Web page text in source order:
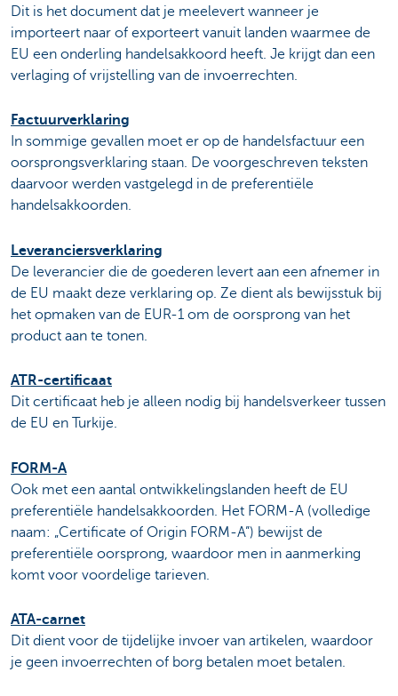
Dit is het document dat je meelevert wanneer je
importeert naar of exporteert vanuit landen waarmee de
EU een onderling handelsakkoord heeft. Je krijgt dan een
verlaging of vrijstelling van de invoerrechten.
Factuurverklaring
In sommige gevallen moet er op de handelsfactuur een
oorsprongsverklaring staan. De voorgeschreven teksten
daarvoor werden vastgelegd in de preferentiële
handelsakkoorden.
Leveranciersverklaring
De leverancier die de goederen levert aan een afnemer in
de EU maakt deze verklaring op. Ze dient als bewijsstuk bij
het opmaken van de EUR-1 om de oorsprong van het
product aan te tonen.
ATR-certificaat
Dit certificaat heb je alleen nodig bij handelsverkeer tussen
de EU en Turkije.
FORM-A
Ook met een aantal ontwikkelingslanden heeft de EU
preferentiële handelsakkoorden. Het FORM-A (volledige
naam: „Certificate of Origin FORM-A”) bewijst de
preferentiële oorsprong, waardoor men in aanmerking
komt voor voordelige tarieven.
ATA-carnet
Dit dient voor de tijdelijke invoer van artikelen, waardoor
je geen invoerrechten of borg betalen moet betalen.